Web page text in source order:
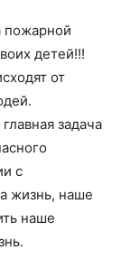
пожарной
детей!!!
от
задача
с
жизнь, наше
наше